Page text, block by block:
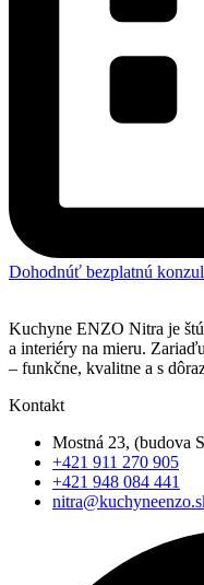
Dohodnúť bezplatnú
Kuchyne ENZO Nitra je
a interiéry na mieru.
– funkčne, kvalitne a s
Kontakt
Mostná 23, (budova
+421 911 270 905
+421 948 084 441